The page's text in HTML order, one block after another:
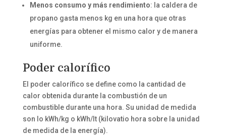
Menos consumo y más rendimiento: la caldera de
propano gasta menos kg en una hora que otras
energías para obtener el mismo calor y de manera
uniforme.
Poder calorífico
El poder calorífico se define como la cantidad de
calor obtenida durante la combustión de un
combustible durante una hora. Su unidad de medida
son lo kWh/kg o kWh/lt (kilovatio hora sobre la unidad
de medida de la energía).